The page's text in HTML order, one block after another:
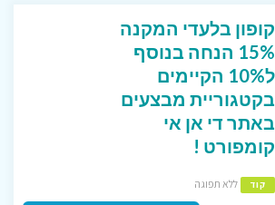
קופון בלעדי המקנה
15% הנחה בנוסף
ל10% הקיימים
בקטגוריית מבצעים
באתר די אן אי
קומפורט !
קוד ללא תפוגה